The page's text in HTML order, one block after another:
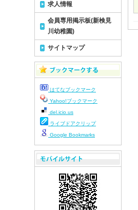
求人情報
会員専用掲示板(新検見
川幼稚園)
サイトマップ
はてなブックマーク
Yahoo!ブックマーク
del.icio.us
ライブドアクリップ
Google Bookmarks